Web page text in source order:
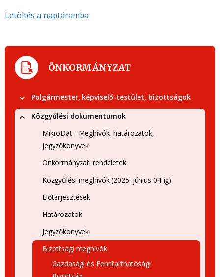
Letöltés a naptáramba
ÖNKORMÁNYZAT
Polgármester, képviselő-testület, bizottságok
Közgyűlési dokumentumok
MikroDat - Meghívók, határozatok,
jegyzőkönyvek
Önkormányzati rendeletek
Közgyűlési meghívók (2025. június 04-ig)
Előterjesztések
Határozatok
Jegyzőkönyvek
Bizottsági meghívók
Gazdasági és Fenntarthatósági